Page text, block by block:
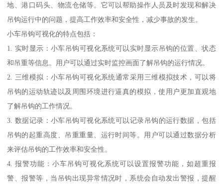
地、港口码头、物流仓储等。它可以帮助操作人员及时发现和解决
吊钩运行中的问题，提高工作效率和安全性，减少事故的发生。
小车吊钩可视化的特点包括：
1. 实时显示：小车吊钩可视化系统可以实时显示吊钩的位置、状态
和吊重等信息。用户可以通过实时监控画面了解吊钩的运行情况。
2. 三维模拟：小车吊钩可视化系统通常采用三维模拟技术，可以将
吊钩的运动轨迹以及周围环境进行逼真的模拟，使用户更加直观地
了解吊钩的工作情况。
3. 数据记录：小车吊钩可视化系统可以记录吊钩的运行数据，包括
吊钩的起重高度、吊重重量、运行时间等。用户可以通过数据分析
来评估吊钩的工作效率和安全性。
4. 报警功能：小车吊钩可视化系统可以设置报警功能，如超重报
警、报警等，当吊钩出现异常情况时，系统会自动发出警报，提醒